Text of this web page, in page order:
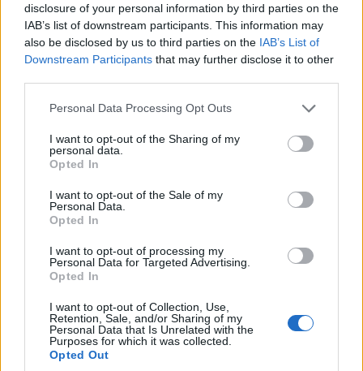
disclosure of your personal information by third parties on the
IAB’s list of downstream participants. This information may
also be disclosed by us to third parties on the IAB’s List of
Downstream Participants that may further disclose it to other
Please note that this website/app uses one or more Google
not limited to your visit or usage behaviour. You may click to
grant or deny consent to Google and its third-party tags to
use your data for below specified purposes in below Google
consent section.
Personal Data Processing Opt Outs
I want to opt-out of the Sharing of my
personal data.
Opted In
I want to opt-out of the Sale of my
Personal Data.
Opted In
I want to opt-out of processing my
Personal Data for Targeted Advertising.
Opted In
I want to opt-out of Collection, Use,
Retention, Sale, and/or Sharing of my
Personal Data that Is Unrelated with the
Purposes for which it was collected.
Opted Out
ΚΟΙΝΩΝΊΑ
Ο Μπάνε Πρέλεβιτς
παρουσίασε το βιβλίο
Ήττας” στην
Πτολεμαΐδα (Βίντεο)
ΑΡΘΡΟΓΡΑΦΊΑ
Καλά νέα!!! Έγινε η
αρχή για τη συνέχεια
του έργου “Σήραγγα
Κλεισούρας” – Του
ΠΟΛΙΤΙΚΉ
Ο Μιχάλης
Παπαδόπουλος στις
ΠΡΟΤΆΣΕΙΣ
Coffee Island